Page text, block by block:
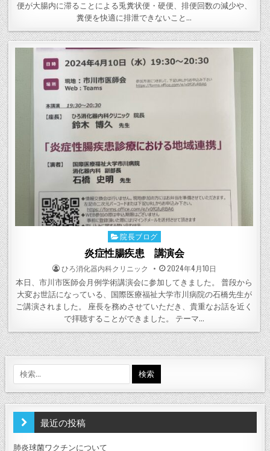
便が大腸内に滞ることによる兎糞状便・硬便、排便回数の減少や、
糞便を快適に排泄できないこと…
Posted
in
院長ブログ
炎症性腸疾患 講演会
POSTED
BY
ひろ消化器内科クリニック POSTED
ON
2024年4月10日
本日、市川市医師会月例学術講演会に参加してきました。 普段から
大変お世話になっている、国際医療福祉大学市川病院の石橋先生が
ご講演されました。 座長を務めさせていただき、貴重なお話を近く
で拝聴することができました。 テーマ…
索:
最近の投稿
肺炎球菌ワクチンについて